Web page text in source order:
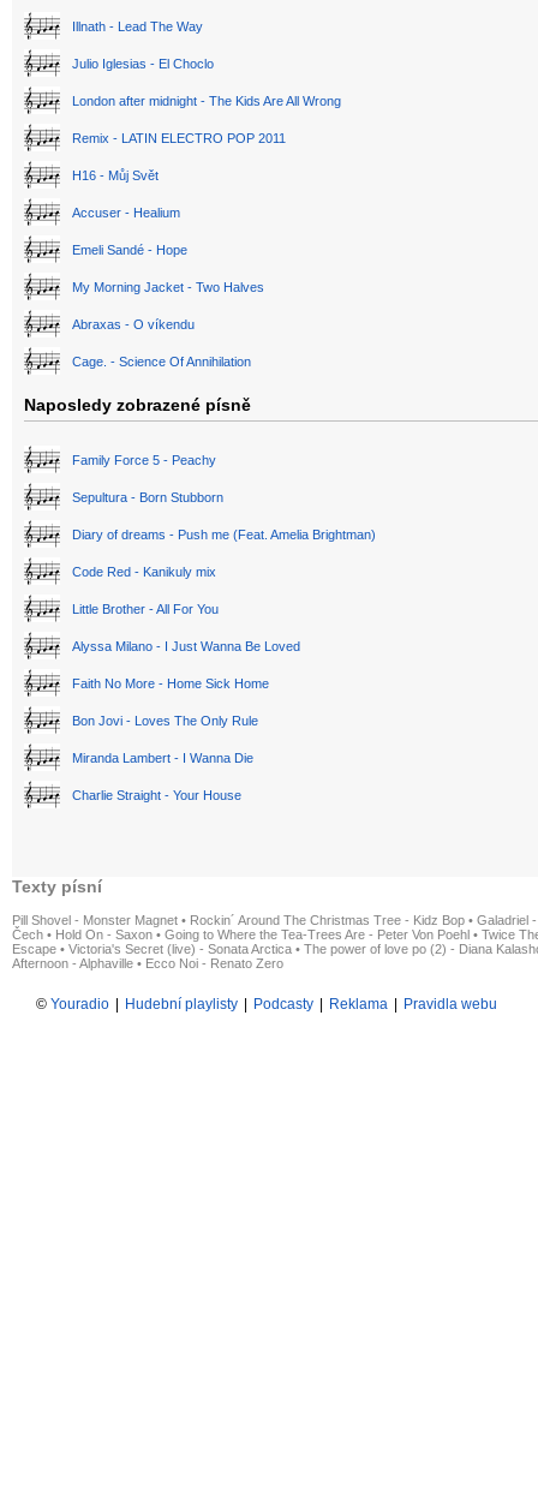
Illnath - Lead The Way
Julio Iglesias - El Choclo
London after midnight - The Kids Are All Wrong
Remix - LATIN ELECTRO POP 2011
H16 - Můj Svět
Accuser - Healium
Emeli Sandé - Hope
My Morning Jacket - Two Halves
Abraxas - O víkendu
Cage. - Science Of Annihilation
Naposledy zobrazené písně
Family Force 5 - Peachy
Sepultura - Born Stubborn
Diary of dreams - Push me (Feat. Amelia Brightman)
Code Red - Kanikuly mix
Little Brother - All For You
Alyssa Milano - I Just Wanna Be Loved
Faith No More - Home Sick Home
Bon Jovi - Loves The Only Rule
Miranda Lambert - I Wanna Die
Charlie Straight - Your House
Texty písní
Pill Shovel - Monster Magnet • Rockin´ Around The Christmas Tree - Kidz Bop • Galadriel
Čech • Hold On - Saxon • Going to Where the Tea-Trees Are - Peter Von Poehl • Twice
Escape • Victoria's Secret (live) - Sonata Arctica • The power of love po (2) - Diana
Afternoon - Alphaville • Ecco Noi - Renato Zero
© Youradio Hudební playlisty Podcasty Reklama Pravidla webu